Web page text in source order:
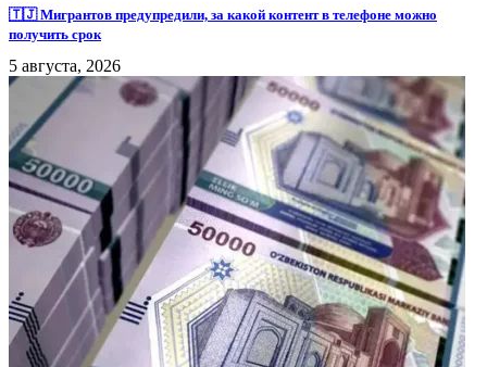
🇹🇯 Мигрантов предупредили, за какой контент в телефоне можно
получить срок
5 августа, 2026